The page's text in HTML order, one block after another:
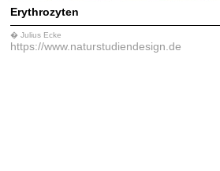
Erythrozyten
� Julius Ecke
https://www.naturstudiendesign.de